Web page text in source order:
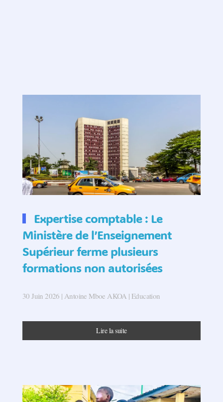
Expertise comptable : Le
Ministère de l’Enseignement
Supérieur ferme plusieurs
formations non autorisées
30 Juin 2026 | Antoine Mboe AKOA | Education
Lire la suite